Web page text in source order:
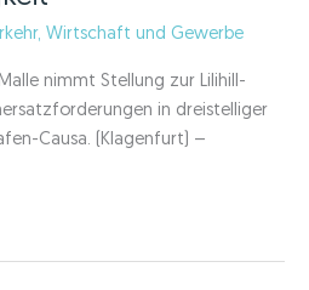
, Wirtschaft und Gewerbe
nimmt Stellung zur Lilihill-
in dreistelliger
Causa. (Klagenfurt) –